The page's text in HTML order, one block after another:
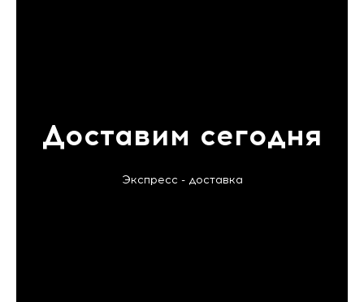
Доставим сегодня
Экспресс - доставка